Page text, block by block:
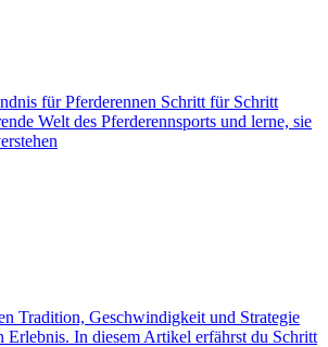
für Pferderennen Schritt für Schritt
Welt des Pferderennsports und lerne, sie
Tradition, Geschwindigkeit und Strategie
Erlebnis. In diesem Artikel erfährst du Schritt